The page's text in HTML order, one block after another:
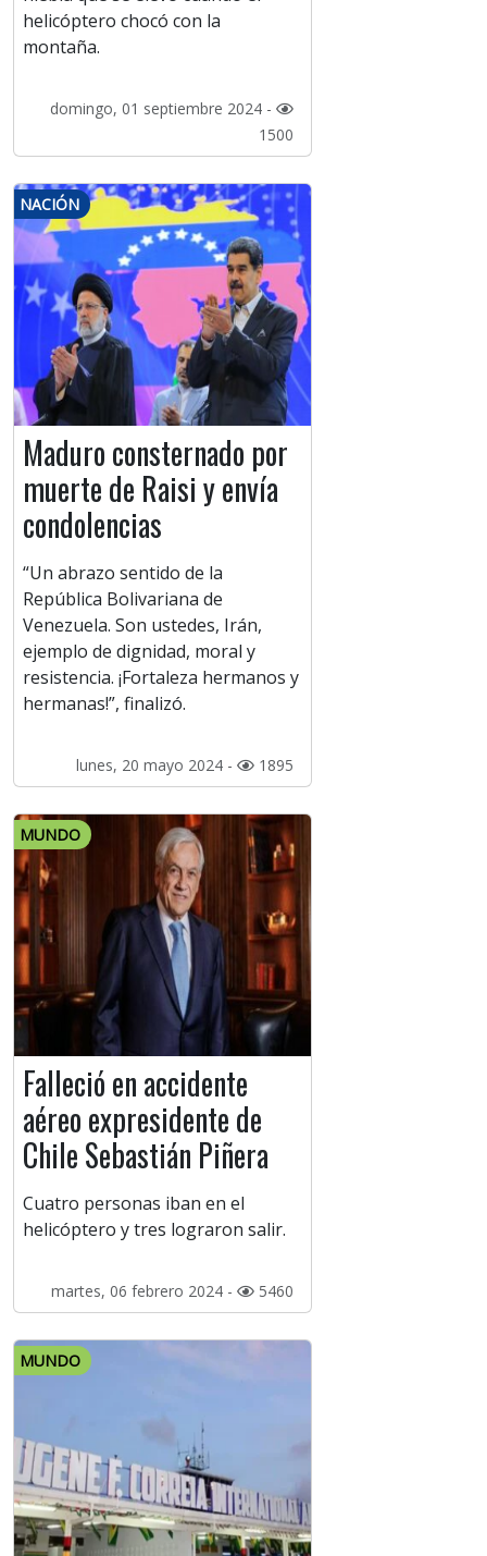
helicóptero chocó con la
montaña.
domingo, 01 septiembre 2024 -
1500
NACIÓN
Maduro consternado por
muerte de Raisi y envía
condolencias
“Un abrazo sentido de la
República Bolivariana de
Venezuela. Son ustedes, Irán,
ejemplo de dignidad, moral y
resistencia. ¡Fortaleza hermanos y
hermanas!”, finalizó.
lunes, 20 mayo 2024 - 1895
MUNDO
Falleció en accidente
aéreo expresidente de
Chile Sebastián Piñera
Cuatro personas iban en el
helicóptero y tres lograron salir.
martes, 06 febrero 2024 - 5460
MUNDO